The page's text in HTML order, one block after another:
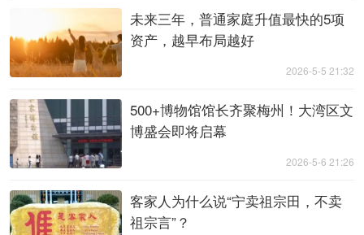
未来三年，普通家庭升值最快的5项
资产，越早布局越好
2026-5-5 21:32
500+博物馆馆长齐聚梅州！大湾区文
博盛会即将启幕
2026-5-6 21:26
客家人为什么说“宁卖祖宗田，不卖
祖宗言”？